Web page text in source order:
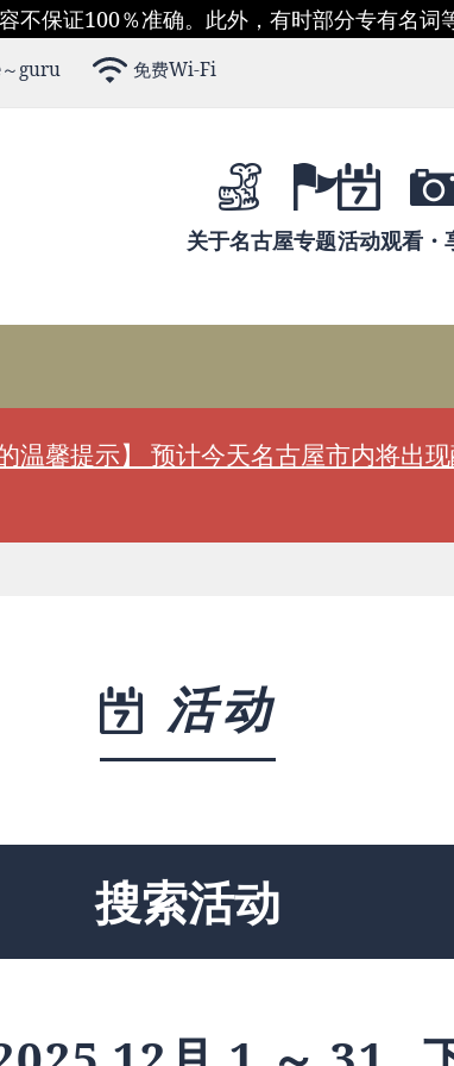
不保证100％准确。此外，有时部分专有名词
guru 免费Wi-Fi
关于名古屋专题活动观看・
温馨提示】 预计今天名古屋市内将出
活动
搜索活动